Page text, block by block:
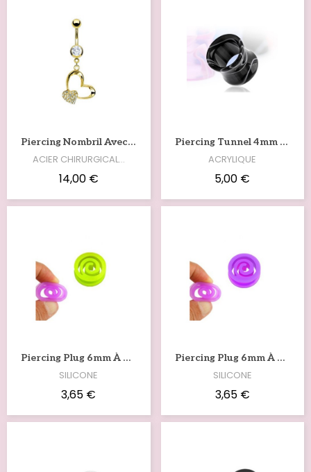
Voir Piercing Nombril Avec Double Cœurs Doré NOM441
ACIER CHIRURGICAL…
14,00 €
Voir Piercing Tunnel 4mm Ou 5mm Marbré Noir Et Blanc PL074
ACRYLIQUE
5,00 €
Voir Piercing Plug 6mm À 25mm Spirale Silicone Jaune Fluo PL077
SILICONE
3,65 €
Voir Piercing Plug 6mm À 25mm Spirale Silicone Fluo PL076
SILICONE
3,65 €